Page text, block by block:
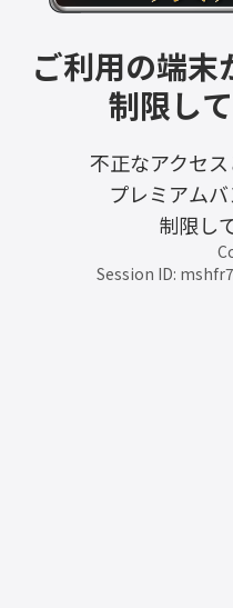
ご利用の端末
制限し
不正なアクセス
プレミアム
制限し
Session ID: